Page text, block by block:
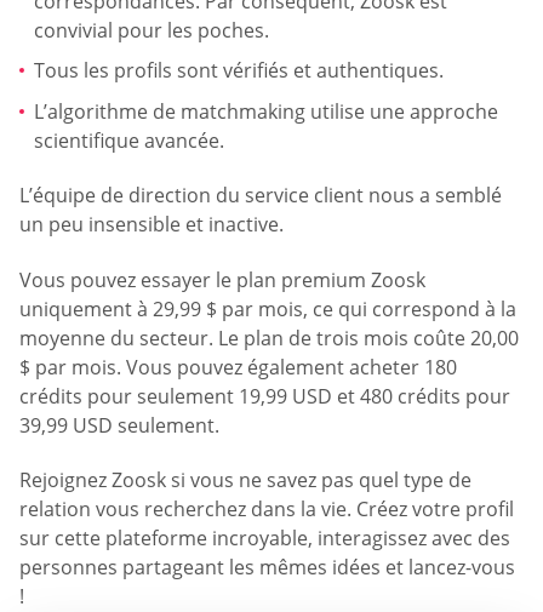
convivial pour les poches.
Tous les profils sont vérifiés et authentiques.
L’algorithme de matchmaking utilise une approche
scientifique avancée.
L’équipe de direction du service client nous a semblé
un peu insensible et inactive.
Vous pouvez essayer le plan premium Zoosk
uniquement à 29,99 $ par mois, ce qui correspond à la
moyenne du secteur. Le plan de trois mois coûte 20,00
$ par mois. Vous pouvez également acheter 180
crédits pour seulement 19,99 USD et 480 crédits pour
39,99 USD seulement.
Rejoignez Zoosk si vous ne savez pas quel type de
relation vous recherchez dans la vie. Créez votre profil
sur cette plateforme incroyable, interagissez avec des
personnes partageant les mêmes idées et lancez-vous
!